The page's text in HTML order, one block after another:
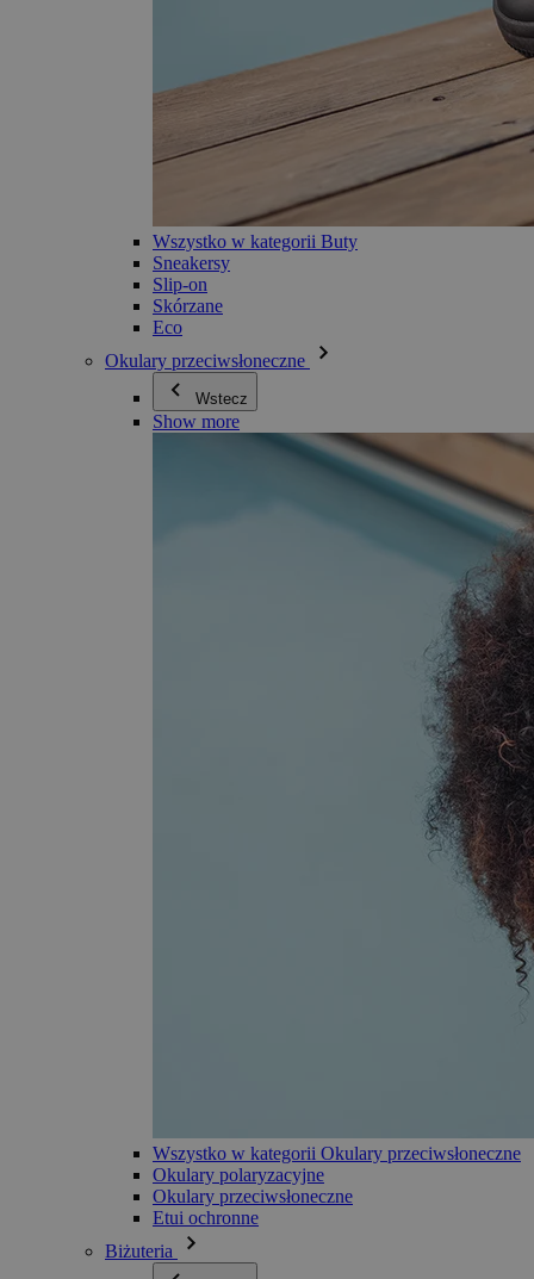
Wszystko w kategorii Buty
Sneakersy
Slip-on
Skórzane
Eco
Okulary przeciwsłoneczne
Wstecz
Show more
Wszystko w kategorii Okulary przeciwsłoneczne
Okulary polaryzacyjne
Okulary przeciwsłoneczne
Etui ochronne
Biżuteria